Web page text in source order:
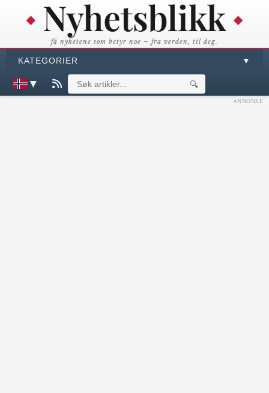
få nyhetene som betyr noe – fra verden, til deg.
KATEGORIER ▼
▼ 🔍
ANNONSE